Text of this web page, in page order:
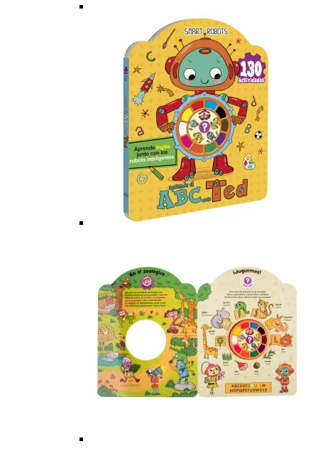
original
era:
$180,000.00.
actual
es:
$109,000.00.